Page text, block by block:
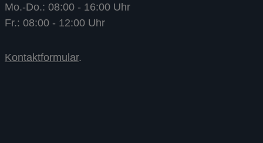
Mo.-Do.: 08:00 - 16:00 Uhr
Fr.: 08:00 - 12:00 Uhr
Kontaktformular.